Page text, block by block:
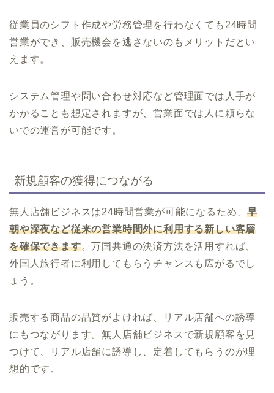
従業員のシフト作成や労務管理を行わなくても24時間
営業ができ、販売機会を逃さないのもメリットだとい
えます。
システム管理や問い合わせ対応など管理面では人手が
かかることも想定されますが、営業面では人に頼らな
いでの運営が可能です。
新規顧客の獲得につながる
無人店舗ビジネスは24時間営業が可能になるため、早
朝や深夜など従来の営業時間外に利用する新しい客層
を確保できます。万国共通の決済方法を活用すれば、
外国人旅行者に利用してもらうチャンスも広がるでし
ょう。
販売する商品の品質がよければ、リアル店舗への誘導
にもつながります。無人店舗ビジネスで新規顧客を見
つけて、リアル店舗に誘導し、定着してもらうのが理
想的です。